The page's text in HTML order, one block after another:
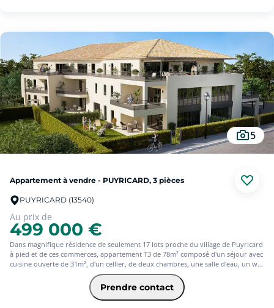
5
Appartement à vendre - PUYRICARD, 3 pièces
PUYRICARD (13540)
Au prix de
499 000 €
Dans magnifique résidence de seulement 17 lots proche du village de Puyricard
à pied et de ces commerces, appartement T3 de 78m² composé d'un séjour avec
cuisine ouverte de 31m², d'un cellier, de deux chambres, une salle d'eau, un wc
indépendant. Terrasse de 22m² et jardin de 56m².
Deux places de parking en sous sol.
Prestations haut de gamme.
Quartier calme et résidentiel.
Prendre contact